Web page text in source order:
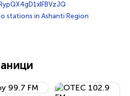
stations in Ashanti Region